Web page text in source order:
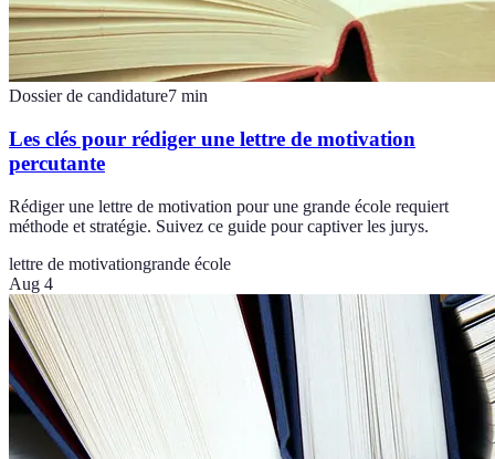
Dossier de candidature7 min
Les clés pour rédiger une lettre de motivation
percutante
Rédiger une lettre de motivation pour une grande école requiert
méthode et stratégie. Suivez ce guide pour captiver les jurys.
lettre de motivationgrande école
Aug 4